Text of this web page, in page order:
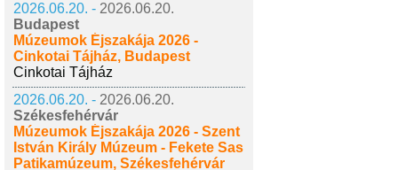
2026.06.20. - 2026.06.20.
Budapest
Múzeumok Éjszakája 2026 -
Cinkotai Tájház, Budapest
Cinkotai Tájház
2026.06.20. - 2026.06.20.
Székesfehérvár
Múzeumok Éjszakája 2026 - Szent
István Király Múzeum - Fekete Sas
Patikamúzeum, Székesfehérvár